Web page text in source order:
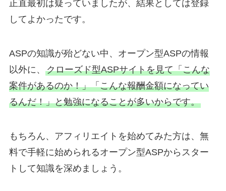
正直最初は疑っていましたが、結果としては登録
してよかったです。
ASPの知識が殆どない中、オープン型ASPの情報
以外に、 クローズド型ASPサイトを見て「こんな
案件があるのか！」「こんな報酬金額になってい
るんだ！」と勉強になることが多いからです。
もちろん、アフィリエイトを始めてみた方は、無
料で手軽に始められるオープン型ASPからスター
トして知識を深めましょう。